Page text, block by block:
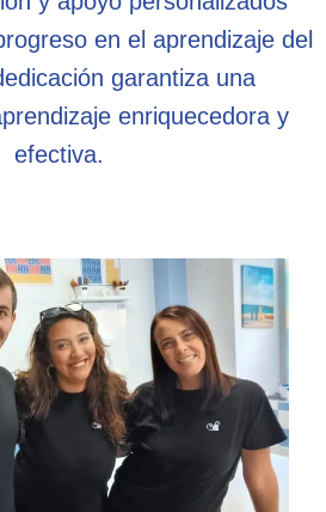
en el aprendizaje del
garantiza una
enriquecedora y
efectiva.